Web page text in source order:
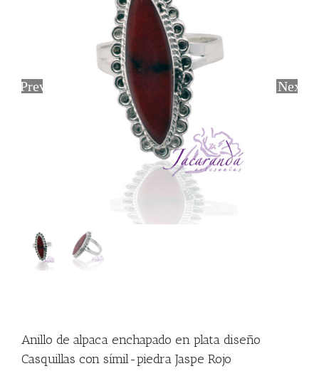
Previous Next
Anillo de alpaca enchapado en plata diseño
Casquillas con símil-piedra Jaspe Rojo